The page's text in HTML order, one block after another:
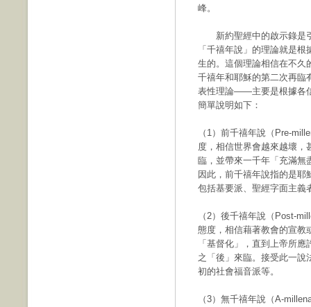
峰。
新約聖經中的啟示錄是引
「千禧年說」的理論就是
生的。這個理論相信在不久
千禧年和耶穌的第二次再臨
表性理論——主要是根據各
簡單說明如下：
（1）前千禧年說（Pre-
度，相信世界會越來越壞，
臨，並帶來一千年「充滿無
因此，前千禧年說指的是
包括基要派、聖經字面主義
（2）後千禧年說（Post-
態度，相信藉著教會的宣教
「基督化」，直到上帝所
之「後」來臨。接受此一說
初的社會福音派等。
（3）無千禧年說（A-